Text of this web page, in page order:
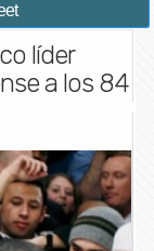
líder
a los 84